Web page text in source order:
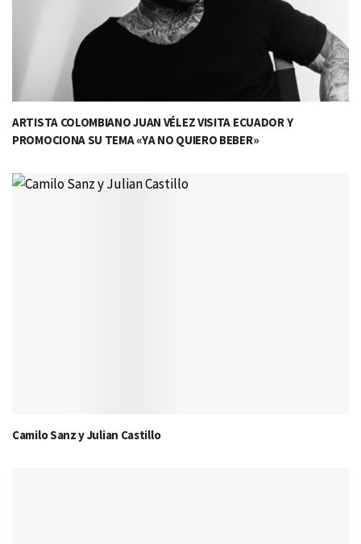
ARTISTA COLOMBIANO JUAN VÉLEZ VISITA ECUADOR Y
PROMOCIONA SU TEMA «YA NO QUIERO BEBER»
Camilo Sanz y Julian Castillo